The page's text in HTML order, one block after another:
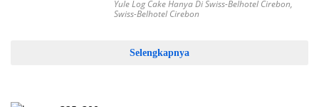
Yule Log Cake Hanya Di Swiss-Belhotel Cirebon,
Swiss-Belhotel Cirebon
Selengkapnya